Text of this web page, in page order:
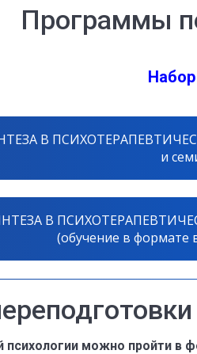
Программы
В
и
В
(обучение в формате
можно пройти в